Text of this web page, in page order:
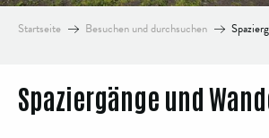
Startseite Besuchen und durchsuchen
Spaziergänge und